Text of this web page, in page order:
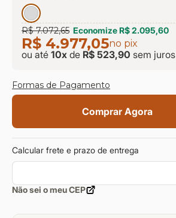
R$ 7.072,65 EconomizeR$ 2.095,60
R$ 4.977,05no pix
ou até 10x de R$ 523,90 sem juros
Formas de Pagamento
Comprar Agora
Calcular frete e prazo de entrega
Não sei o meu CEP